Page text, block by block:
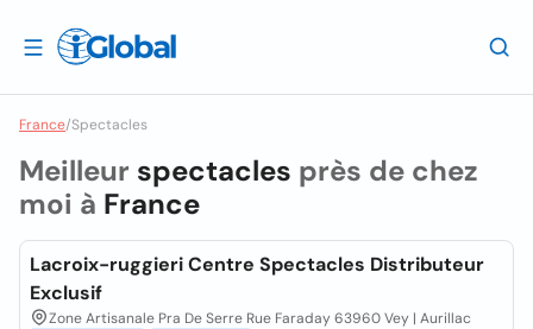
France/Spectacles
Meilleur spectacles près de chez
moi à France
Lacroix-ruggieri Centre Spectacles Distributeur
Exclusif
Zone Artisanale Pra De Serre Rue Faraday 63960 Vey | Aurillac